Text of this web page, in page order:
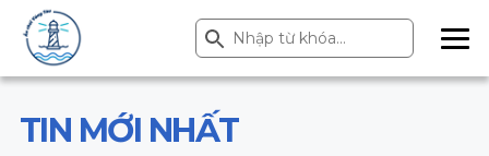
Search
for:
Search Button
ME
NU
TIN MỚI NHẤT